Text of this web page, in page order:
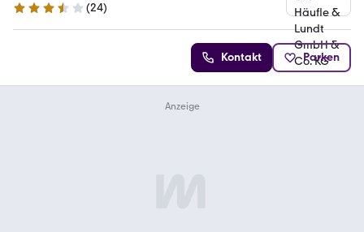
3.6 Sterne
(24)
Kontakt Parken